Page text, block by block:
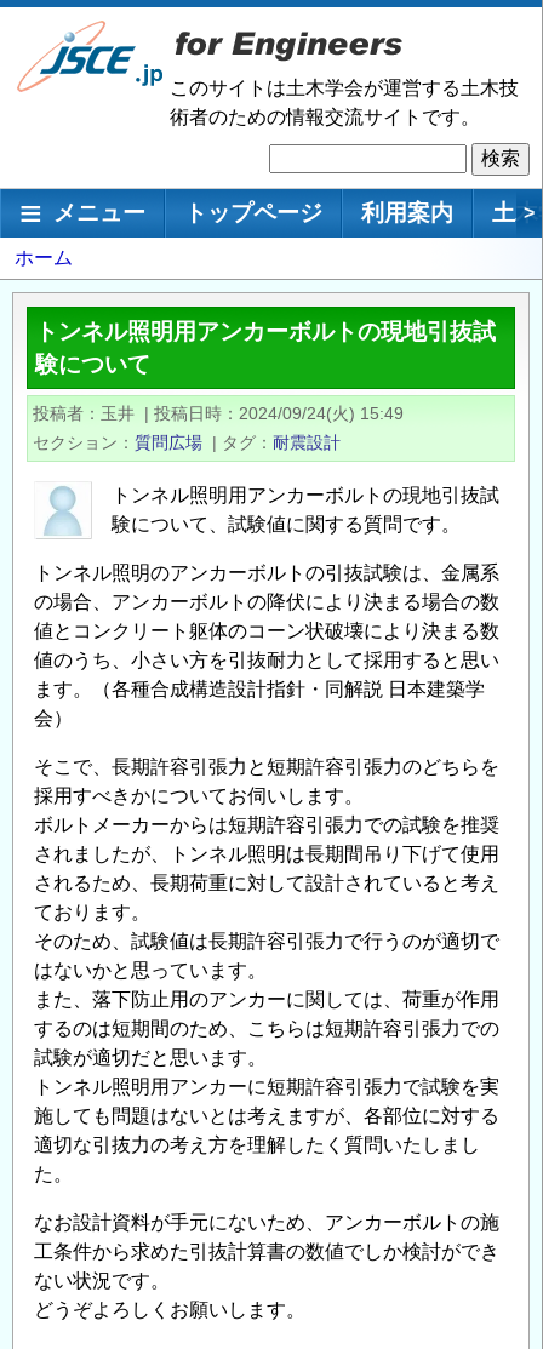
メ
ン
移
このサイトは土木学会が運営する土木技
術者のための情報交流サイトです。
索
メインナビゲーション
メニュー トップページ 利用案内 土 >
パ
ン
ず
ホーム
トンネル照明用アンカーボルトの現地引抜試
験について
投稿者 玉井 | 投稿日時
2024/09/24(火) 15:49
セクション
質問広場 | タグ 耐震設計
トンネル照明用アンカーボルトの現地引抜試
験について、試験値に関する質問です。
トンネル照明のアンカーボルトの引抜試験は、金属系
の場合、アンカーボルトの降伏により決まる場合の数
値とコンクリート躯体のコーン状破壊により決まる数
値のうち、小さい方を引抜耐力として採用すると思い
ます。（各種合成構造設計指針・同解説 日本建築学
会）
そこで、長期許容引張力と短期許容引張力のどちらを
採用すべきかについてお伺いします。
ボルトメーカーからは短期許容引張力での試験を推奨
されましたが、トンネル照明は長期間吊り下げて使用
されるため、長期荷重に対して設計されていると考え
ております。
そのため、試験値は長期許容引張力で行うのが適切で
はないかと思っています。
また、落下防止用のアンカーに関しては、荷重が作用
するのは短期間のため、こちらは短期許容引張力での
試験が適切だと思います。
トンネル照明用アンカーに短期許容引張力で試験を実
施しても問題はないとは考えますが、各部位に対する
適切な引抜力の考え方を理解したく質問いたしまし
た。
なお設計資料が手元にないため、アンカーボルトの施
工条件から求めた引抜計算書の数値でしか検討ができ
ない状況です。
どうぞよろしくお願いします。